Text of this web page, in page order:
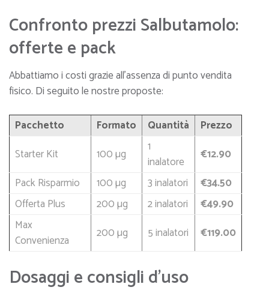
Confronto prezzi Salbutamolo:
offerte e pack
Abbattiamo i costi grazie all’assenza di punto vendita
fisico. Di seguito le nostre proposte:
Pacchetto Formato Quantità
Prezzo
Starter Kit
100 µg
1
inalatore
€12.90
Pack Risparmio
100 µg 3 inalatori
€34.50
Offerta Plus
200 µg 2 inalatori
€49.90
Max
Convenienza
200 µg 5 inalatori €119.00
Dosaggi e consigli d’uso